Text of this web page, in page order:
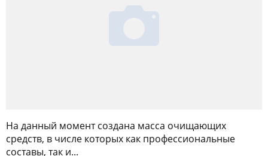
На данный момент создана масса очищающих
средств, в числе которых как профессиональные
составы, так и...